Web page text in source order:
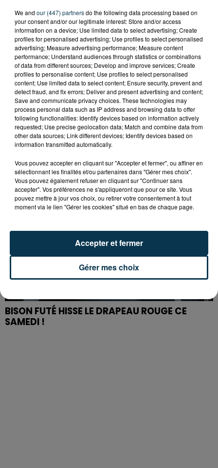
L’ASSE RÉDUIT FACE À SOCHAUX, UNE
PREMIÈRE VICTOIRE POUR NOS VERTS ?
BISON FUTÉ HISSE LE DRAPEAU ROUGE CE
SAMEDI !
We and our (447) partnersdo the following data processing based on
your consent and/or our legitimate interest: Store and/or access
information on a device; Use limited data to select advertising; Create
profiles for personalised advertising; Use profiles to select personalised
advertising; Measure advertising performance; Measure content
performance; Understand audiences through statistics or combinations
of data from different sources; Develop and improve services; Create
profiles to personalise content; Use profiles to select personalised
content; Use limited data to select content; Ensure security, prevent and
detect fraud, and fix errors; Deliver and present advertising and content;
Save and communicate privacy choices. These technologies may
process personal data such as IP address and browsing data to offer
following functionalities: Identify devices based on information actively
requested; Use precise geolocation data; Match and combine data from
other data sources; Link different devices; Identify devices based on
information transmitted automatically.
Vous pouvez accepter en cliquant sur "Accepter et fermer", ou affiner en
sélectionnant les finalités et/ou partenaires dans "Gérer mes choix".
Vous pouvez également refuser en cliquant sur "Continuer sans
accepter". Vos préférences ne s'appliqueront que pour ce site. Vous
pouvez mettre à jour vos choix, ou retirer votre consentement à tout
moment via le lien "Gérer les cookies" situé en bas de chaque page.
Gérer mes choix
Accepter et fermer